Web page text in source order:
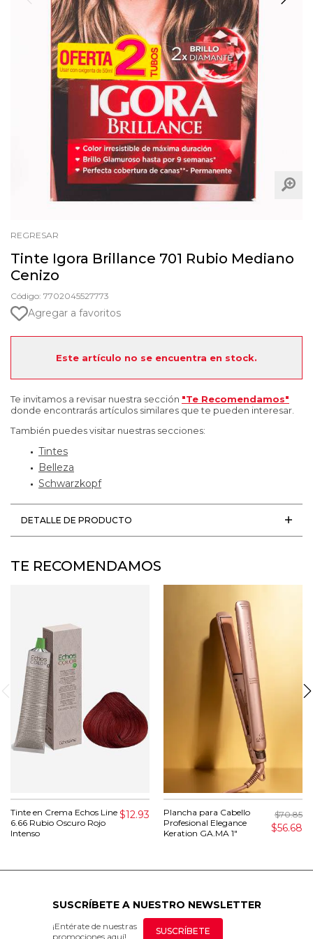
REGRESAR
Tinte Igora Brillance 701 Rubio Mediano
Cenizo
Código: 7702045527773
Agregar a favoritos
Este artículo no se encuentra en stock.
Te invitamos a revisar nuestra sección "Te Recomendamos"
donde encontrarás artículos similares que te pueden interesar.
También puedes visitar nuestras secciones:
Tintes
Belleza
Schwarzkopf
DETALLE DE PRODUCTO
TE RECOMENDAMOS
Tinte en Crema Echos Line
6.66 Rubio Oscuro Rojo
Intenso
$12.93
Plancha para Cabello
Profesional Elegance
Keration GA.MA 1"
$70.85
$56.68
SUSCRÍBETE A NUESTRO NEWSLETTER
¡Entérate de nuestras
promociones aquí!
SUSCRÍBETE